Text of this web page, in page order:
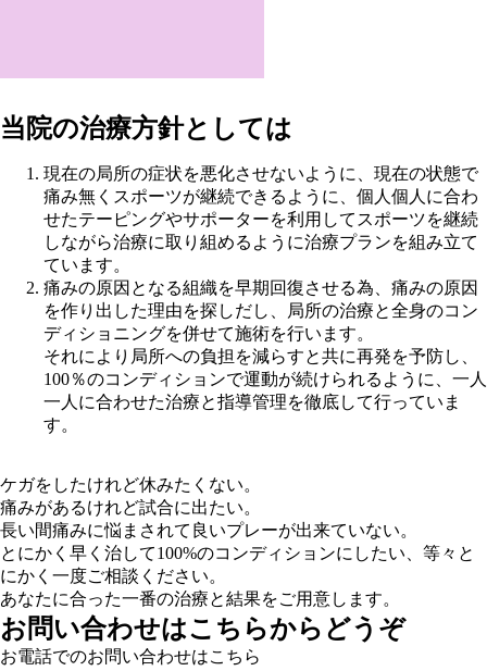
当院の治療方針としては
現在の局所の症状を悪化させないように、現在の状態で
痛み無くスポーツが継続できるように、個人個人に合わ
せたテーピングやサポーターを利用してスポーツを継続
しながら治療に取り組めるように治療プランを組み立て
ています。
痛みの原因となる組織を早期回復させる為、痛みの原因
を作り出した理由を探しだし、局所の治療と全身のコン
ディショニングを併せて施術を行います。
それにより局所への負担を減らすと共に再発を予防し、
100％のコンディションで運動が続けられるように、一人
一人に合わせた治療と指導管理を徹底して行っていま
す。
ケガをしたけれど休みたくない。
痛みがあるけれど試合に出たい。
長い間痛みに悩まされて良いプレーが出来ていない。
とにかく早く治して100%のコンディションにしたい、等々と
にかく一度ご相談ください。
あなたに合った一番の治療と結果をご用意します。
お問い合わせはこちらからどうぞ
お電話でのお問い合わせはこちら